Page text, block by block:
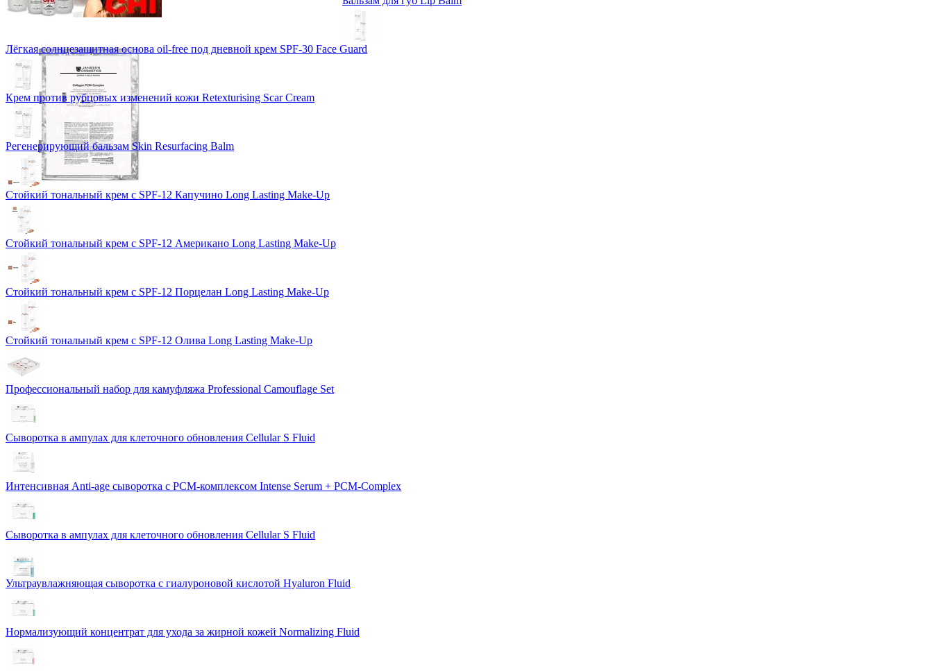
Лёгкая солнцезащитная основа oil-free под дневной крем SPF-30 Face Guard
Крем против рубцовых изменений кожи Retexturising Scar Cream
Регенерирующий бальзам Skin Resurfacing Balm
Стойкий тональный крем с SPF-12 Капучино Long Lasting Make-Up
Стойкий тональный крем с SPF-12 Американо Long Lasting Make-Up
Стойкий тональный крем с SPF-12 Порцелан Long Lasting Make-Up
Стойкий тональный крем с SPF-12 Олива Long Lasting Make-Up
Профессиональный набор для камуфляжа Professional Camouflage Set
Сыворотка в ампулах для клеточного обновления Cellular S Fluid
Интенсивная Anti-age сыворотка с PCM-комплексом Intense Serum + PCM-Complex
Сыворотка в ампулах для клеточного обновления Cellular S Fluid
Ультраувлажняющая сыворотка с гиалуроновой кислотой Hyaluron Fluid
Нормализующий концентрат для ухода за жирной кожей Normalizing Fluid